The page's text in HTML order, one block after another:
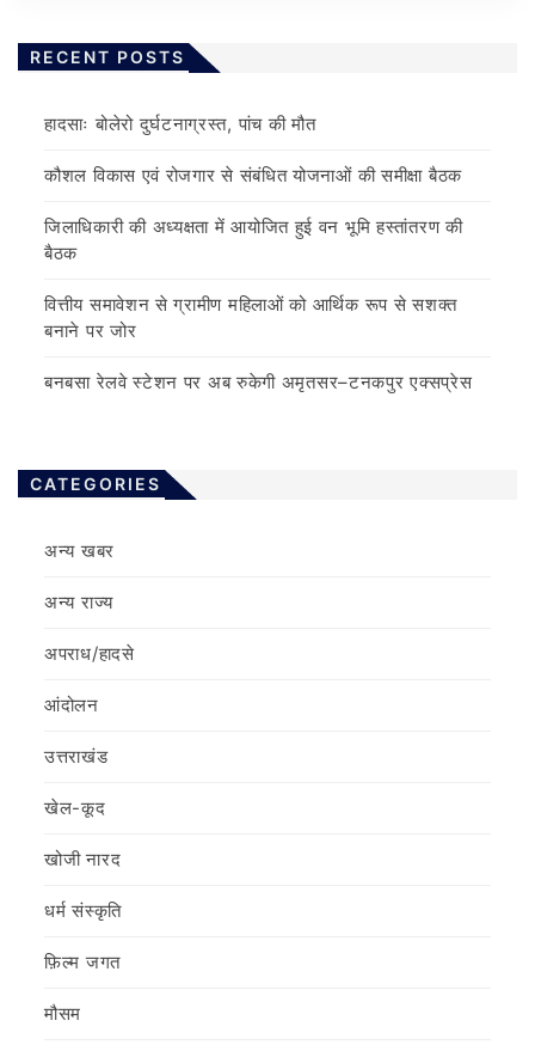
RECENT POSTS
हादसाः बोलेरो दुर्घटनाग्रस्त, पांच की मौत
कौशल विकास एवं रोजगार से संबंधित योजनाओं की समीक्षा बैठक
जिलाधिकारी की अध्यक्षता में आयोजित हुई वन भूमि हस्तांतरण की
बैठक
वित्तीय समावेशन से ग्रामीण महिलाओं को आर्थिक रूप से सशक्त
बनाने पर जोर
बनबसा रेलवे स्टेशन पर अब रुकेगी अमृतसर–टनकपुर एक्सप्रेस
CATEGORIES
अन्य खबर
अन्य राज्य
अपराध/हादसे
आंदोलन
उत्तराखंड
खेल-कूद
खोजी नारद
धर्म संस्कृति
फ़िल्‍म जगत
मौसम